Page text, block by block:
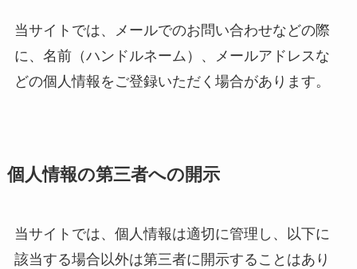
当サイトでは、メールでのお問い合わせなどの際
に、名前（ハンドルネーム）、メールアドレスな
どの個人情報をご登録いただく場合があります。
個人情報の第三者への開示
当サイトでは、個人情報は適切に管理し、以下に
該当する場合以外は第三者に開示することはあり